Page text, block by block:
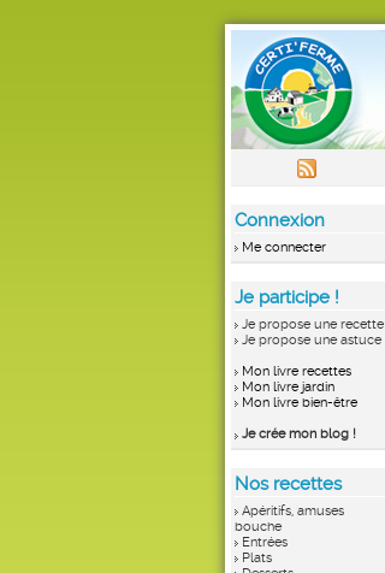
Connexion
Me connecter
Je participe !
Je propose une recette
Je propose une astuce
Mon livre recettes
Mon livre jardin
Mon livre bien-être
Je crée mon blog !
Nos recettes
Apéritifs, amuses
bouche
Entrées
Plats